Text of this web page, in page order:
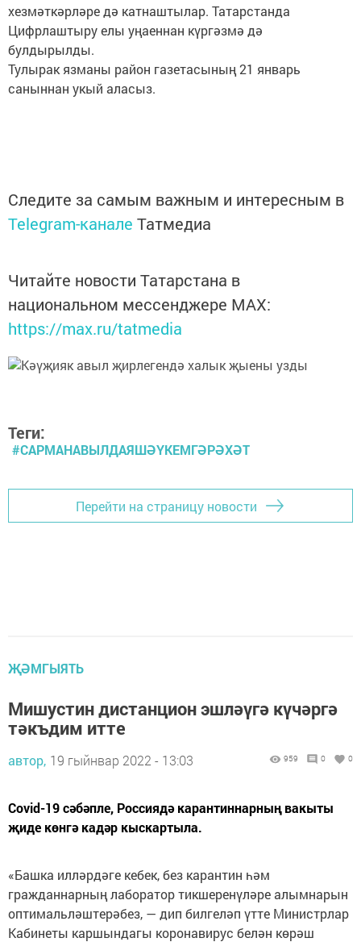
хезмәткәрләре дә катнаштылар. Татарстанда
Цифрлаштыру елы уңаеннан күргәзмә дә
булдырылды.
Тулырак язманы район газетасының 21 январь
саныннан укый аласыз.
Следите за самым важным и интересным в
Telegram-канале Татмедиа
Читайте новости Татарстана в
национальном мессенджере MАХ:
https://max.ru/tatmedia
Теги:
#САРМАНАВЫЛДАЯШӘҮКЕМГӘРӘХӘТ
Перейти на страницу новости
ҖӘМГЫЯТЬ
Мишустин дистанцион эшләүгә күчәргә
тәкъдим итте
автор, 19 гыйнвар 2022 - 13:03 959 0 0
Covid-19 сәбәпле, Россиядә карантиннарның вакыты
җиде көнгә кадәр кыскартыла.
«Башка илләрдәге кебек, без карантин һәм
гражданнарның лаборатор тикшеренүләре алымнарын
оптимальләштерәбез, — дип билгеләп үтте Министрлар
Кабинеты каршындагы коронавирус белән көрәш